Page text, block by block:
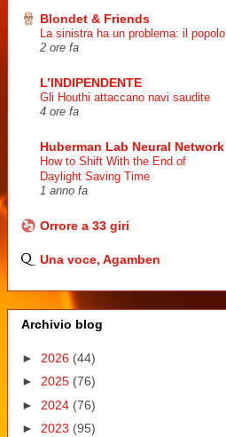
Blondet & Friends
La sinistra ha un problema: il popolo
2 ore fa
L’INDIPENDENTE
Gli Houthi attaccano navi saudite
4 ore fa
Huberman Lab Neural Network
How to Shift With the End of
Daylight Saving Time
1 anno fa
Orrore a 33 giri
Una voce, Agamben
Archivio blog
► 2026 (44)
► 2025 (76)
► 2024 (76)
► 2023 (95)